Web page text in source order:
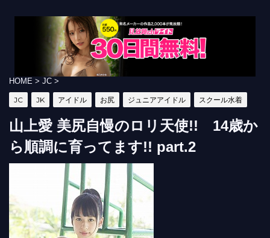
HOME > JC >
JC JK アイドル お尻 ジュニアアイドル スクール水着
山上愛 美尻自慢のロリ天使!! 14歳か
ら順調に育ってます!! part.2